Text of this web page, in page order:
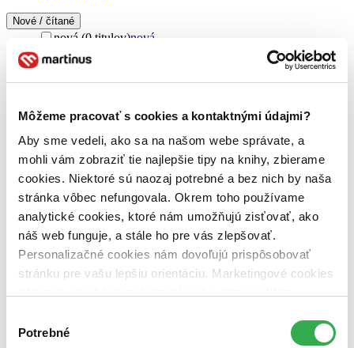
Môžeme pracovať s cookies a kontaktnými údajmi?
Aby sme vedeli, ako sa na našom webe správate, a
mohli vám zobraziť tie najlepšie tipy na knihy, zbierame
cookies. Niektoré sú naozaj potrebné a bez nich by naša
stránka vôbec nefungovala. Okrem toho používame
analytické cookies, ktoré nám umožňujú zisťovať, ako
náš web funguje, a stále ho pre vás zlepšovať.
Personalizačné cookies nám dovoľujú prispôsobovať
stránku pre vašu lepšiu orientáciu. Marketingové cookies
nám pomohlo, keby sme mohli používať všetky tieto
súhlasu
Potrebné
Nové / čítané
nová (0 titulov)nová
čítaná (0 titulov)
čítaná - výborný stav
čítaná - mierne opotrebovaná (0 titulov)čítaná - mierne
čítané verzie vypredaných kníh (0 titulov) čítané verzie
Jazyk
slovenčina (1 titul)slovenčina1
Autor
Otília Horňáková (1 titul)Otília Horňáková1
Vydavateľstvo
Zúžiť výber